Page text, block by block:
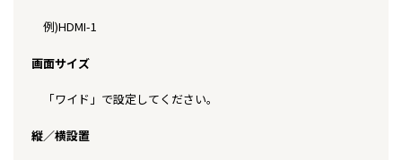
例)HDMI-1
画面サイズ
「ワイド」で設定してください。
縦／横設置